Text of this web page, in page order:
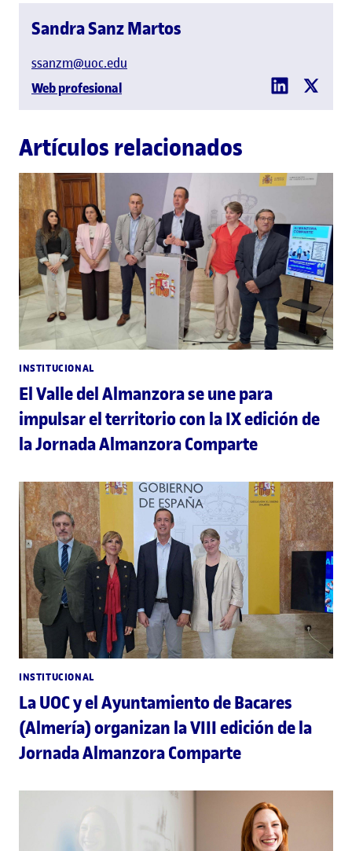
Sandra Sanz Martos
ssanzm@uoc.edu
Web profesional
Artículos relacionados
INSTITUCIONAL
El Valle del Almanzora se une para
impulsar el territorio con la IX edición de
la Jornada Almanzora Comparte
INSTITUCIONAL
La UOC y el Ayuntamiento de Bacares
(Almería) organizan la VIII edición de la
Jornada Almanzora Comparte